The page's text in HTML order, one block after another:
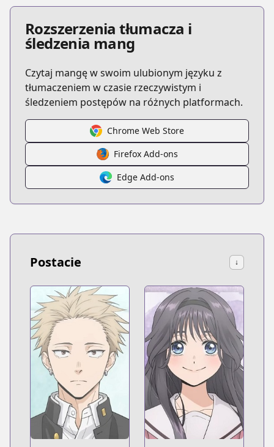
Rozszerzenia tłumacza i
śledzenia mang
Czytaj mangę w swoim ulubionym języku z
tłumaczeniem w czasie rzeczywistym i
śledzeniem postępów na różnych platformach.
Chrome Web Store
Firefox Add-ons
Edge Add-ons
Postacie ↓